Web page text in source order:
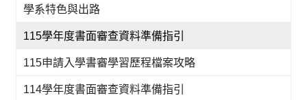
學系特色與出路
115學年度書面審查資料準備指引
115申請入學書審學習歷程檔案攻略
114學年度書面審查資料準備指引